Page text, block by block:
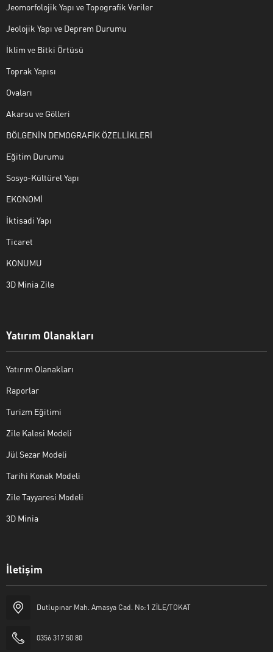
Jeomorfolojik Yapı ve Topografik Veriler
Jeolojik Yapı ve Deprem Durumu
İklim ve Bitki Örtüsü
Toprak Yapısı
Ovaları
Akarsu ve Gölleri
BÖLGENİN DEMOGRAFİK ÖZELLİKLERİ
Eğitim Durumu
Sosyo-Kültürel Yapı
EKONOMİ
İktisadi Yapı
Ticaret
KONUMU
3D Minia Zile
Yatırım Olanakları
Yatırım Olanakları
Raporlar
Turizm Eğitimi
Zile Kalesi Modeli
Jül Sezar Modeli
Tarihi Konak Modeli
Zile Tayyaresi Modeli
3D Minia
İletişim
Dutlupınar Mah. Amasya Cad. No:1 ZİLE/TOKAT
0356 317 50 80